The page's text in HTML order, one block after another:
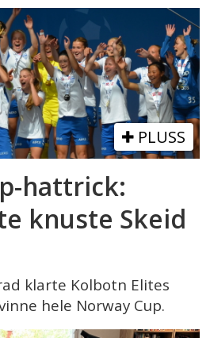
PLUSS
hattrick:
knuste Skeid
klarte Kolbotn Elites
hele Norway Cup.